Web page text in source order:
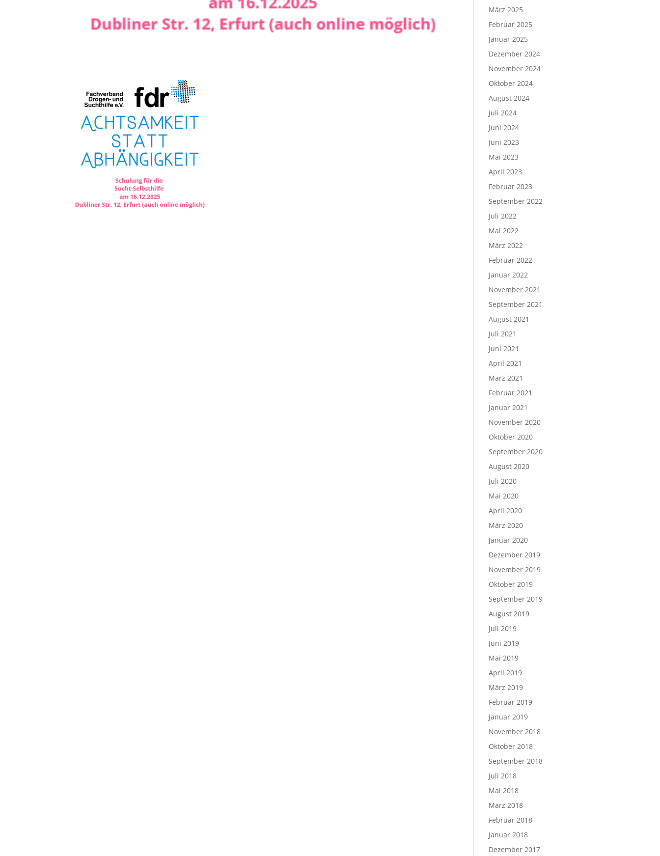
März 2025
Februar 2025
Januar 2025
Dezember 2024
November 2024
Oktober 2024
August 2024
Juli 2024
Juni 2024
Juni 2023
Mai 2023
April 2023
Februar 2023
September 2022
Juli 2022
Mai 2022
März 2022
Februar 2022
Januar 2022
November 2021
September 2021
August 2021
Juli 2021
Juni 2021
April 2021
März 2021
Februar 2021
Januar 2021
November 2020
Oktober 2020
September 2020
August 2020
Juli 2020
Mai 2020
April 2020
März 2020
Januar 2020
Dezember 2019
November 2019
Oktober 2019
September 2019
August 2019
Juli 2019
Juni 2019
Mai 2019
April 2019
März 2019
Februar 2019
Januar 2019
November 2018
Oktober 2018
September 2018
Juli 2018
Mai 2018
März 2018
Februar 2018
Januar 2018
Dezember 2017